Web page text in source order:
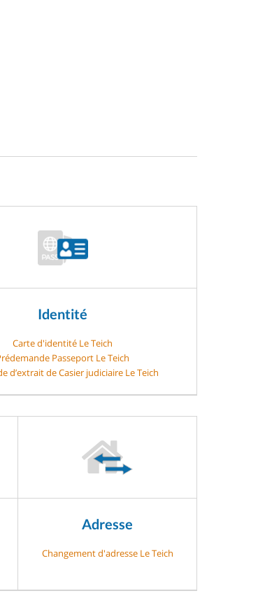
Identité
Carte d'identité Le Teich
Passeport Le Teich
d’extrait de Casier judiciaire Le Teich
Adresse
Changement d'adresse Le Teich